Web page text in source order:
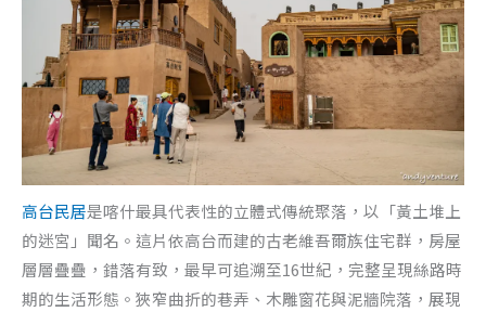
高台民居是喀什最具代表性的立體式傳統聚落，以「黃土堆上
的迷宮」聞名。這片依高台而建的古老維吾爾族住宅群，房屋
層層疊疊，錯落有致，最早可追溯至16世紀，完整呈現絲路時
期的生活形態。狹窄曲折的巷弄、木雕窗花與泥牆院落，展現